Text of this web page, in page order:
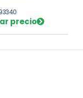
precio